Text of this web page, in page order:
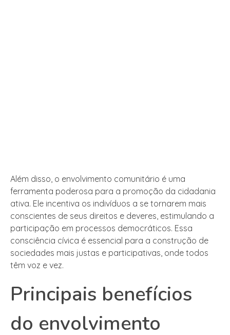
Além disso, o envolvimento comunitário é uma
ferramenta poderosa para a promoção da cidadania
ativa. Ele incentiva os indivíduos a se tornarem mais
conscientes de seus direitos e deveres, estimulando a
participação em processos democráticos. Essa
consciência cívica é essencial para a construção de
sociedades mais justas e participativas, onde todos
têm voz e vez.
Principais benefícios
do envolvimento